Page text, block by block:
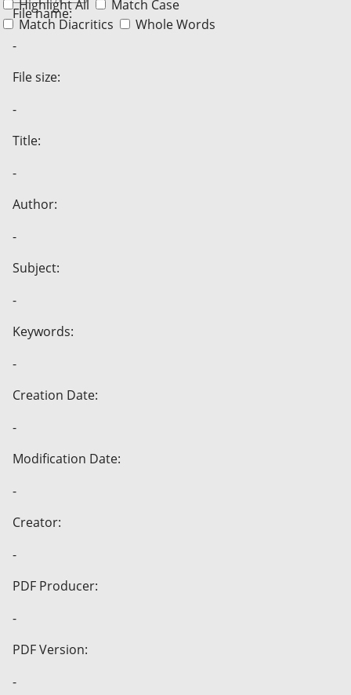
Highlight All
Match Case
Match Diacritics
Whole Words
File name:
-
File size:
-
Title:
-
Author:
-
Subject:
-
Keywords:
-
Creation Date:
-
Modification Date:
-
Creator:
-
PDF Producer:
-
PDF Version:
-